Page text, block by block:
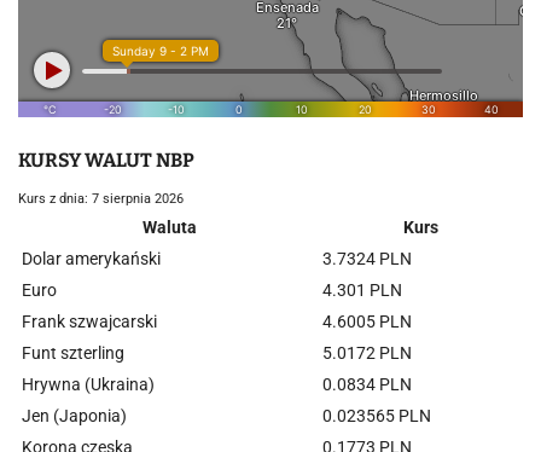
KURSY WALUT NBP
Kurs z dnia: 7 sierpnia 2026
Waluta
Kurs
Dolar amerykański
3.7324 PLN
Euro
4.301 PLN
Frank szwajcarski
4.6005 PLN
Funt szterling
5.0172 PLN
Hrywna (Ukraina)
0.0834 PLN
Jen (Japonia)
0.023565 PLN
Korona czeska
0.1773 PLN